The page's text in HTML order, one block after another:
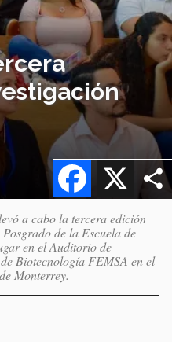
X
Facebook
a cabo la tercera edición
de la Escuela de
en el Auditorio de
Biotecnología FEMSA en el
Monterrey.